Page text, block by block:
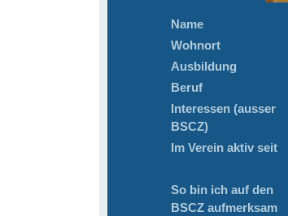
Name
Wohnort
Ausbildung
Beruf
Interessen (ausser
BSCZ)
Im Verein aktiv seit
So bin ich auf den
BSCZ aufmerksam